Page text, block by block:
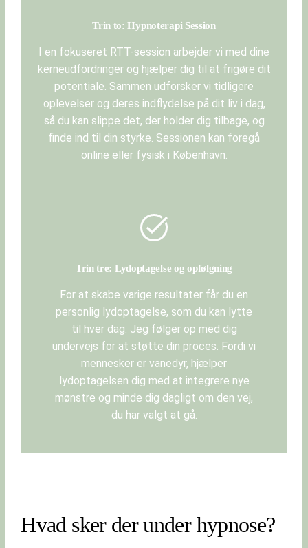
Trin to: Hypnoterapi Session
I en fokuseret RTT-session arbejder vi med dine
kerneudfordringer og hjælper dig til at frigøre dit
potentiale. Sammen udforsker vi tidligere
oplevelser og deres indflydelse på dit liv i dag,
så du kan slippe det, der holder dig tilbage, og
finde ind til din styrke. Sessionen kan foregå
online eller fysisk i København.
Trin tre: Lydoptagelse og opfølgning
For at skabe varige resultater får du en
personlig lydoptagelse, som du kan lytte
til hver dag. Jeg følger op med dig
undervejs for at støtte din proces. Fordi vi
mennesker er vanedyr, hjælper
lydoptagelsen dig med at integrere nye
mønstre og minde dig dagligt om den vej,
du har valgt at gå.
Hvad sker der under hypnose?